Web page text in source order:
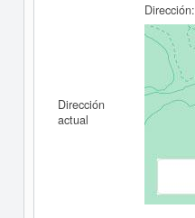
Dirección
actual
Dirección: